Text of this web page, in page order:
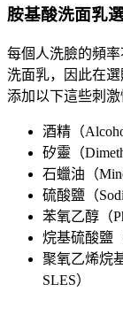
胺基酸洗面乳
每個人洗臉的頻
洗面乳，因此在
添加以下這些刺激
酒精（
矽靈（
石蠟油（
硫酸鹽（
苯氧乙醇（
烷基硫酸鹽
聚氧乙烯烷
SLES）